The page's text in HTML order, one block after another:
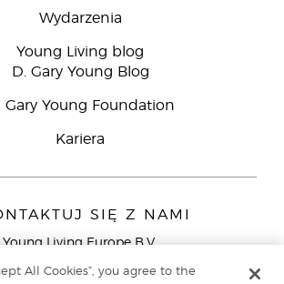
Wydarzenia
Young Living blog
D. Gary Young Blog
Gary Young Foundation
Kariera
SIĘ Z NAMI
Young Living Europe B.V.
9727 AJ Groningen
All Cookies”, you agree to the